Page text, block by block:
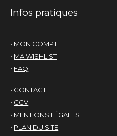
Infos pratiques
• MON COMPTE
• MA WISHLIST
• FAQ
• CONTACT
• CGV
• MENTIONS LÉGALES
• PLAN DU SITE